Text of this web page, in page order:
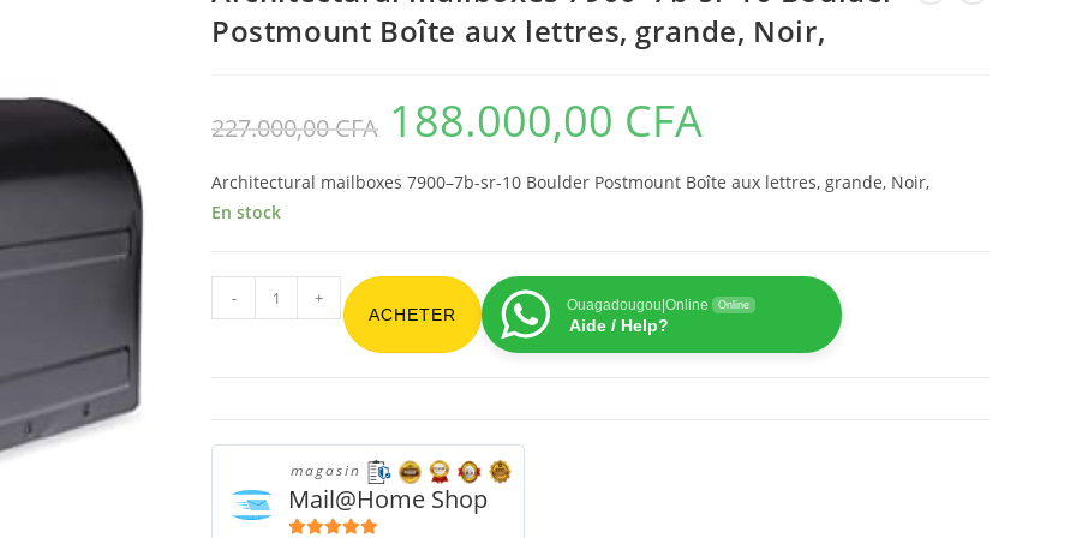
Postmount Boîte aux lettres, grande, Noir,
227.000,00CFA 188.000,00 CFA
Architectural mailboxes 7900–7b-sr-10 Boulder Postmount Boîte aux lettres, grande, Noir,
En stock
- +
ACHETER Ouagadougou|Online Online
Aide / Help?
magasin
Mail@Home Shop